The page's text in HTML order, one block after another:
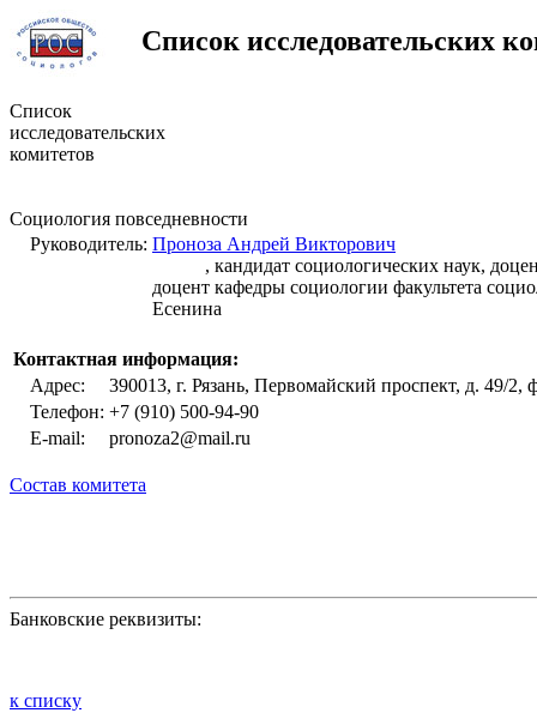
Список исследовательских
Список
исследовательских
комитетов
Социология повседневности
Руководитель: Проноза Андрей Викторович
, кандидат социологических наук,
доцент кафедры социологии факультета
Есенина
Контактная информация:
Адрес:
390013, г. Рязань, Первомайский проспект, д. 49/2,
Телефон: +7 (910) 500-94-90
E-mail:
pronoza2@mail.ru
Состав комитета
Банковские реквизиты:
к списку